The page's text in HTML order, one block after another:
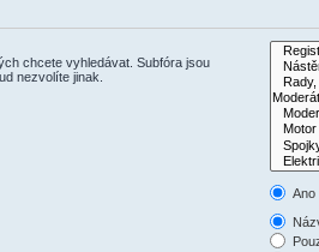
chcete vyhledávat. Subfóra jsou
nezvolíte jinak.
Ano